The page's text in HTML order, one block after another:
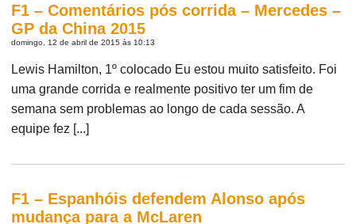
F1 – Comentários pós corrida – Mercedes –
GP da China 2015
domingo, 12 de abril de 2015 às 10:13
Lewis Hamilton, 1º colocado Eu estou muito satisfeito. Foi
uma grande corrida e realmente positivo ter um fim de
semana sem problemas ao longo de cada sessão. A
equipe fez [...]
F1 – Espanhóis defendem Alonso após
mudança para a McLaren